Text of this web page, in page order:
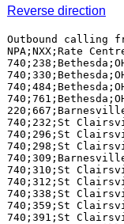
Reverse direction
Outbound calling
NPA;NXX;Rate
740;232;St
740;296;St
740;298;St
740;310;St
740;312;St
740;338;St
740;359;St
740;391;St